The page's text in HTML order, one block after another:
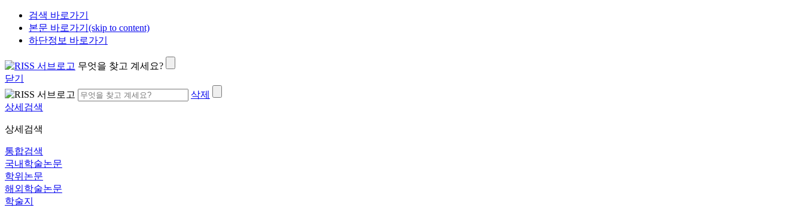
검색 바로가기
본문 바로가기(skip to content)
하단정보 바로가기
무엇을 찾고 계세요?
닫기
삭제
상세검색
상세검색
통합검색
국내학술논문
학위논문
해외학술논문
학술지